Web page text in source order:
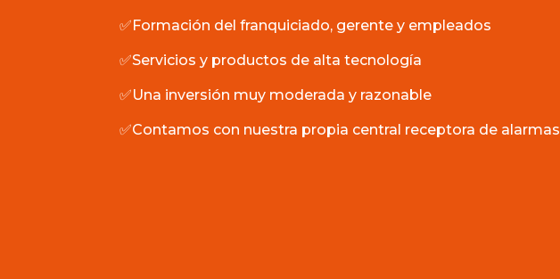
✅Formación del franquiciado, gerente y empleados
✅Servicios y productos de alta tecnología
✅Una inversión muy moderada y razonable
✅Contamos con nuestra propia central receptora de alarmas